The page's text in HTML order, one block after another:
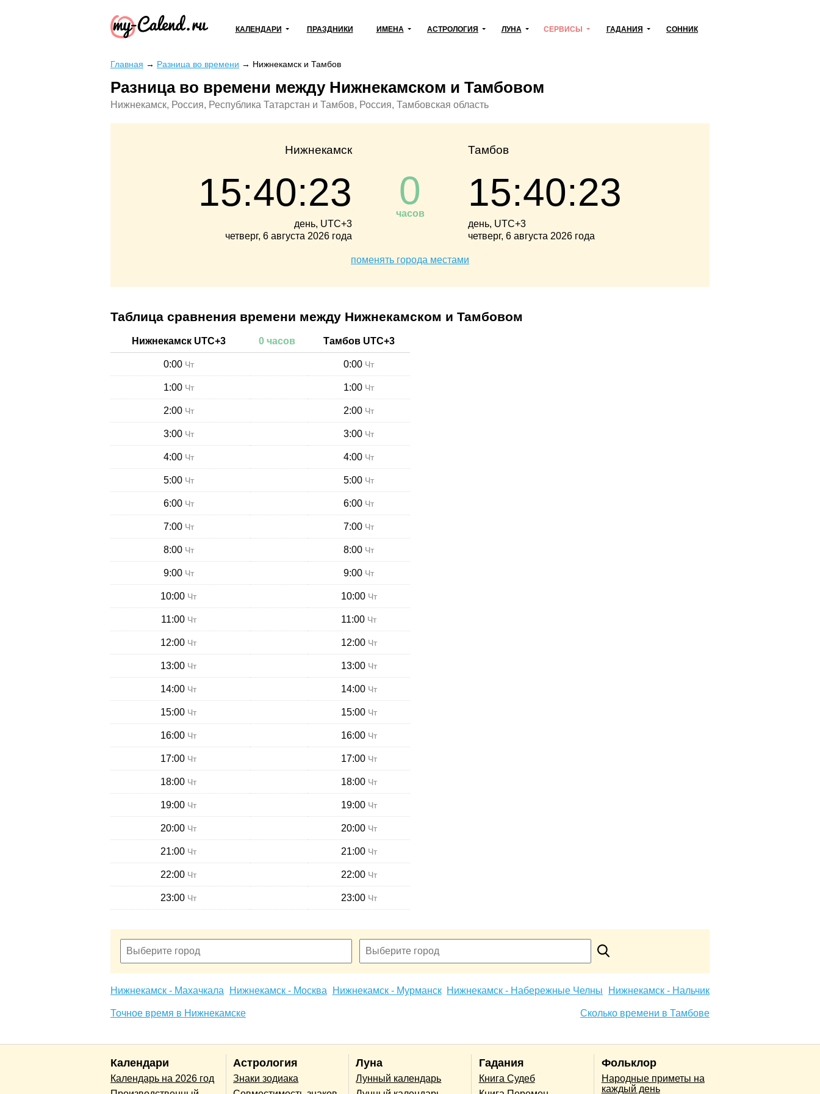
КАЛЕНДАРИ ПРАЗДНИКИ ИМЕНА АСТРОЛОГИЯ ЛУНА СЕРВИСЫ ГАДАНИЯ СОННИК
Главная → Разница во времени → Нижнекамск и Тамбов
Разница во времени между Нижнекамском и Тамбовом
Нижнекамск, Россия, Республика Татарстан и Тамбов, Россия, Тамбовская область
Нижнекамск Тамбов
15:40:24
день, UTC+3
четверг, 6 августа 2026 года
0
часов 15:40:24
день, UTC+3
четверг, 6 августа 2026 года
поменять города местами
Таблица сравнения времени между Нижнекамском и Тамбовом
Нижнекамск UTC+3 0 часов Тамбов UTC+3
0:00 Чт 0:00 Чт
1:00 Чт 1:00 Чт
2:00 Чт 2:00 Чт
3:00 Чт 3:00 Чт
4:00 Чт 4:00 Чт
5:00 Чт 5:00 Чт
6:00 Чт 6:00 Чт
7:00 Чт 7:00 Чт
8:00 Чт 8:00 Чт
9:00 Чт 9:00 Чт
10:00 Чт 10:00 Чт
11:00 Чт 11:00 Чт
12:00 Чт 12:00 Чт
13:00 Чт 13:00 Чт
14:00 Чт 14:00 Чт
15:00 Чт 15:00 Чт
16:00 Чт 16:00 Чт
17:00 Чт 17:00 Чт
18:00 Чт 18:00 Чт
19:00 Чт 19:00 Чт
20:00 Чт 20:00 Чт
21:00 Чт 21:00 Чт
22:00 Чт 22:00 Чт
23:00 Чт 23:00 Чт
Нижнекамск - Махачкала Нижнекамск - Москва Нижнекамск - Мурманск Нижнекамск - Набережные Челны Нижнекамск - Нальчик
Точное время в Нижнекамске Сколько времени в Тамбове
Календари
Календарь на 2026 год
Астрология
Знаки зодиака
Луна
Лунный календарь
Гадания
Книга Судеб
Фольклор
Народные приметы на
каждый день